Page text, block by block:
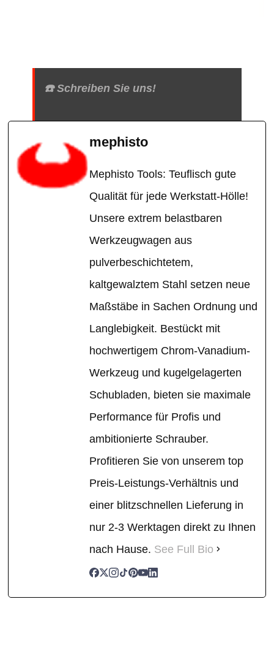
☎️ Schreiben Sie uns!
mephisto
Mephisto Tools: Teuflisch gute
Qualität für jede Werkstatt-Hölle!
Unsere extrem belastbaren
Werkzeugwagen aus
pulverbeschichtetem,
kaltgewalztem Stahl setzen neue
Maßstäbe in Sachen Ordnung und
Langlebigkeit. Bestückt mit
hochwertigem Chrom-Vanadium-
Werkzeug und kugelgelagerten
Schubladen, bieten sie maximale
Performance für Profis und
ambitionierte Schrauber.
Profitieren Sie von unserem top
Preis-Leistungs-Verhältnis und
einer blitzschnellen Lieferung in
nur 2-3 Werktagen direkt zu Ihnen
nach Hause. See Full Bio